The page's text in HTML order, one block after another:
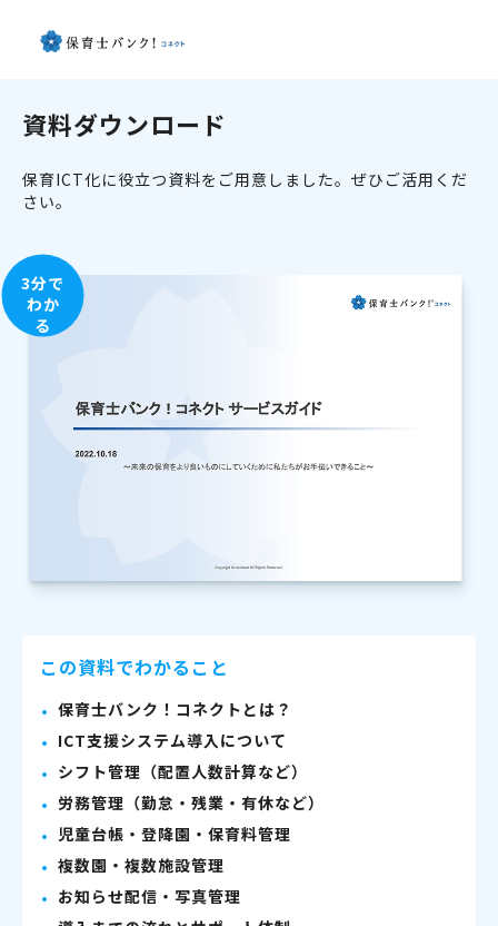
資料ダウンロード
保育ICT化に役立つ資料をご用意しました。ぜひご活用くだ
さい。
3分で
わか
る
この資料でわかること
保育士バンク！コネクトとは？
ICT支援システム導入について
シフト管理（配置人数計算など）
労務管理（勤怠・残業・有休など）
児童台帳・登降園・保育料管理
複数園・複数施設管理
お知らせ配信・写真管理